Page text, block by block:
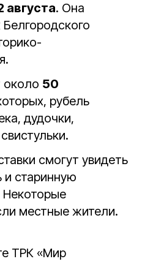
августа. Она
Белгородского
около 50
рубель
дудочки,
смогут увидеть
и старинную
Некоторые
местные жители.
ТРК «Мир